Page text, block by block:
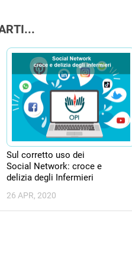
Sul corretto uso dei
Social Network: croce e
delizia degli Infermieri
26 APR, 2020